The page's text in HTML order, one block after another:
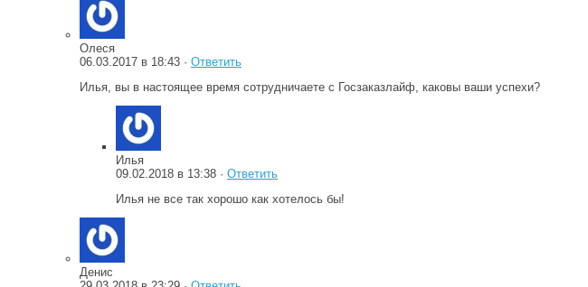
Олеся
06.03.2017 в 18:43 · Ответить
Илья, вы в настоящее время сотрудничаете с Госзаказлайф, каковы ваши успехи?
Илья
09.02.2018 в 13:38 · Ответить
Илья не все так хорошо как хотелось бы!
Денис